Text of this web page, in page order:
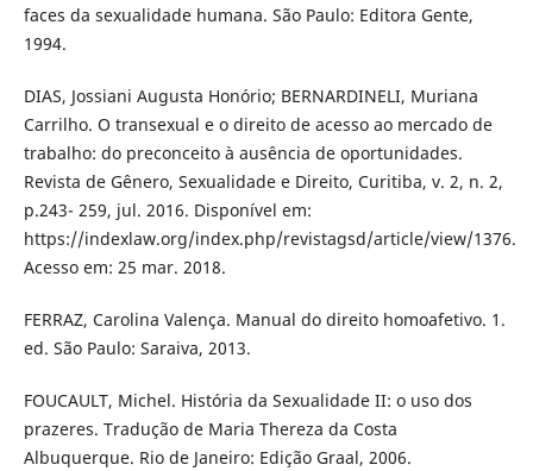
faces da sexualidade humana. São Paulo: Editora Gente,
1994.
DIAS, Jossiani Augusta Honório; BERNARDINELI, Muriana
Carrilho. O transexual e o direito de acesso ao mercado de
trabalho: do preconceito à ausência de oportunidades.
Revista de Gênero, Sexualidade e Direito, Curitiba, v. 2, n. 2,
p.243- 259, jul. 2016. Disponível em:
https://indexlaw.org/index.php/revistagsd/article/view/1376.
Acesso em: 25 mar. 2018.
FERRAZ, Carolina Valença. Manual do direito homoafetivo. 1.
ed. São Paulo: Saraiva, 2013.
FOUCAULT, Michel. História da Sexualidade II: o uso dos
prazeres. Tradução de Maria Thereza da Costa
Albuquerque. Rio de Janeiro: Edição Graal, 2006.